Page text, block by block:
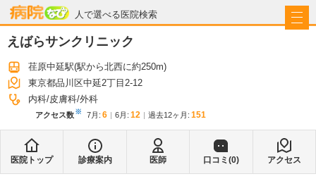
人で選べる医院検索
病院なび
えばらサンクリニック
荏原中延駅(駅から北西に約250m)
東京都品川区中延2丁目2-12
内科 皮膚科 外科
アクセス数※ 7月 : 6 6月 : 12 過去12ヶ月: 151
医院トップ 診療案内 医師 口コミ(0) アクセス